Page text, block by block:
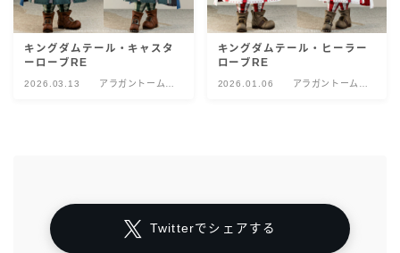
キングダムテール・キャスタ
ーローブRE
2026.03.13
アラガントームス
キングダムテール・ヒーラー
ローブRE
2026.01.06
アラガントームス
Twitterでシェアする